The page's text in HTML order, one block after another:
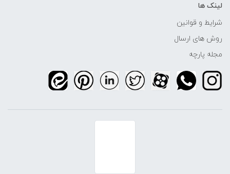
لینک ها
شرایط و قوانین
روش های ارسال
مجله پارچه